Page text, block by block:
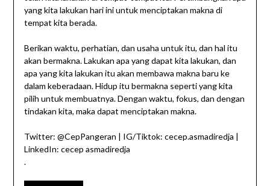
yang kita lakukan hari ini untuk menciptakan makna di
tempat kita berada.
Berikan waktu, perhatian, dan usaha untuk itu, dan hal itu
akan bermakna. Lakukan apa yang dapat kita lakukan, dan
apa yang kita lakukan itu akan membawa makna baru ke
dalam keberadaan. Hidup itu bermakna seperti yang kita
pilih untuk membuatnya. Dengan waktu, fokus, dan dengan
tindakan kita, maka dapat menciptakan makna.
Twitter: @CepPangeran | IG/Tiktok: cecep.asmadiredja |
LinkedIn: cecep asmadiredja
.